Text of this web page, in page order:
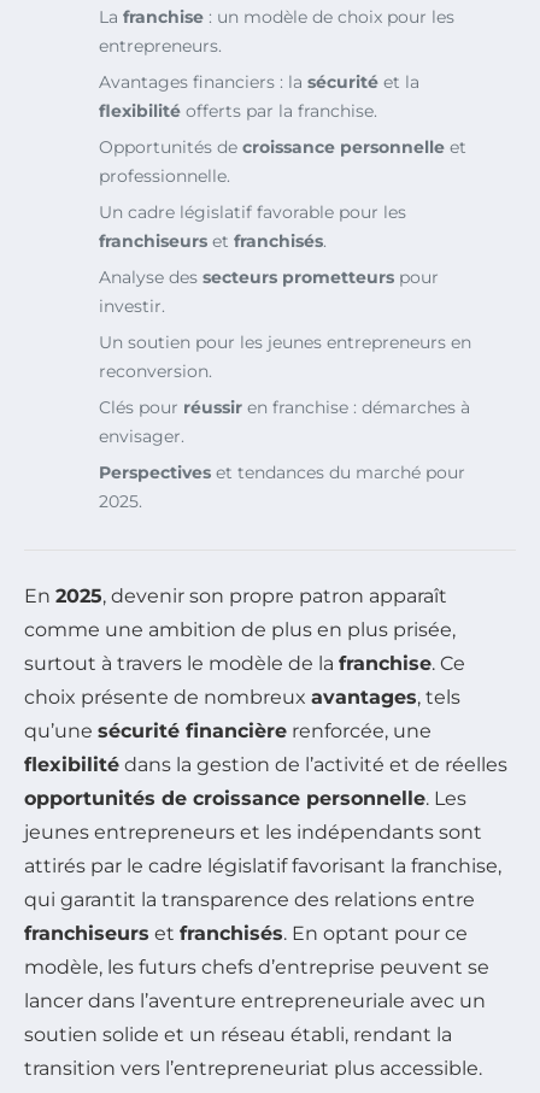
La franchise : un modèle de choix pour les
entrepreneurs.
Avantages financiers : la sécurité et la
flexibilité offerts par la franchise.
Opportunités de croissance personnelle et
professionnelle.
Un cadre législatif favorable pour les
franchiseurs et franchisés.
Analyse des secteurs prometteurs pour
investir.
Un soutien pour les jeunes entrepreneurs en
reconversion.
Clés pour réussir en franchise : démarches à
envisager.
Perspectives et tendances du marché pour
2025.
En 2025, devenir son propre patron apparaît
comme une ambition de plus en plus prisée,
surtout à travers le modèle de la franchise. Ce
choix présente de nombreux avantages, tels
qu’une sécurité financière renforcée, une
flexibilité dans la gestion de l’activité et de réelles
opportunités de croissance personnelle. Les
jeunes entrepreneurs et les indépendants sont
attirés par le cadre législatif favorisant la franchise,
qui garantit la transparence des relations entre
franchiseurs et franchisés. En optant pour ce
modèle, les futurs chefs d’entreprise peuvent se
lancer dans l’aventure entrepreneuriale avec un
soutien solide et un réseau établi, rendant la
transition vers l’entrepreneuriat plus accessible.